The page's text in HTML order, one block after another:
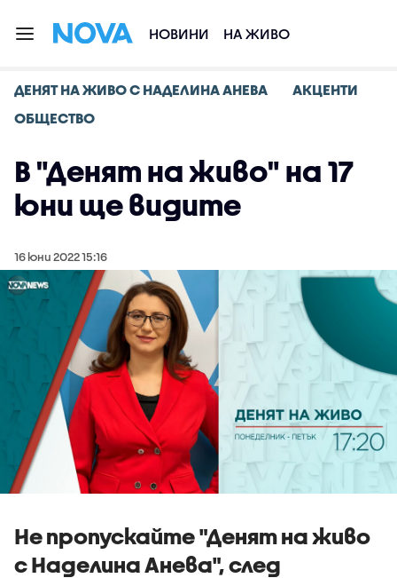
НОВИНИ НА ЖИВО
ДЕНЯТ НА ЖИВО С НАДЕЛИНА АНЕВА
АКЦЕНТИ
ОБЩЕСТВО
В "Денят на живо" на 17
юни ще видите
16 юни 2022 15:16
Не пропускайте "Денят на живо
с Наделина Анева", след